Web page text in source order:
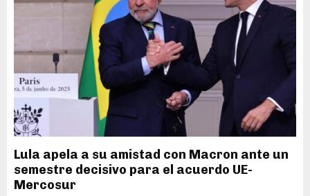
Lula apela a su amistad con Macron ante un
semestre decisivo para el acuerdo UE-
Mercosur